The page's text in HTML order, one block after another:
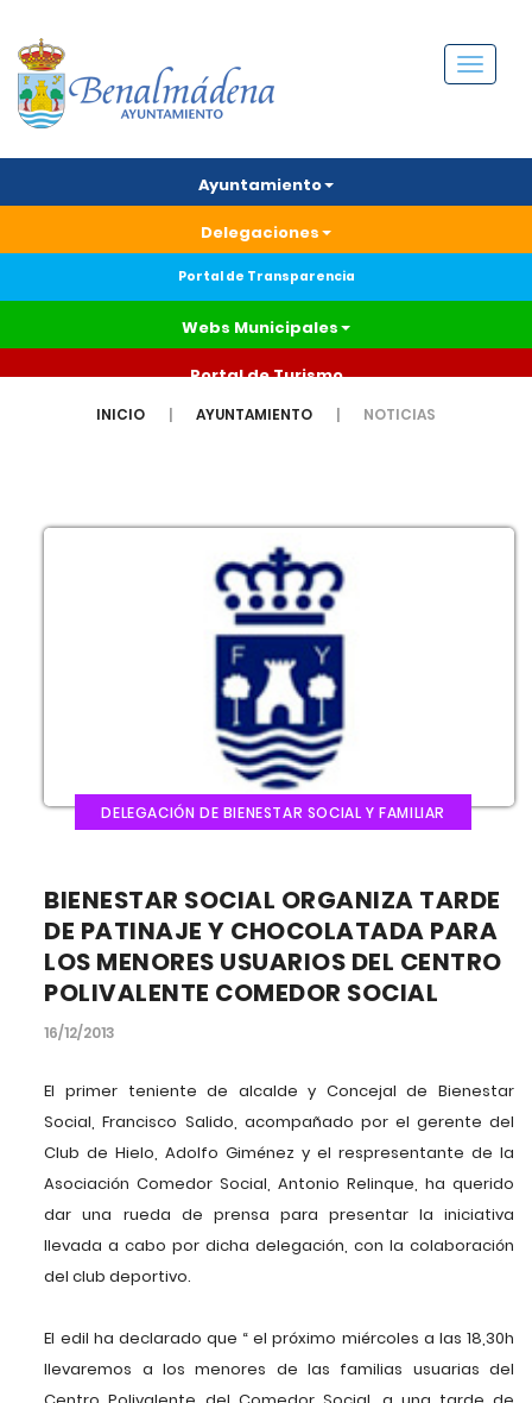
Menú
Ayuntamiento
Delegaciones
Portal de Transparencia
Webs Municipales
Portal de Turismo
INICIO AYUNTAMIENTO NOTICIAS
DELEGACIÓN DE BIENESTAR SOCIAL Y FAMILIAR
BIENESTAR SOCIAL ORGANIZA TARDE
DE PATINAJE Y CHOCOLATADA PARA
LOS MENORES USUARIOS DEL CENTRO
POLIVALENTE COMEDOR SOCIAL
16/12/2013
El primer teniente de alcalde y Concejal de Bienestar
Social, Francisco Salido, acompañado por el gerente del
Club de Hielo, Adolfo Giménez y el respresentante de la
Asociación Comedor Social, Antonio Relinque, ha querido
dar una rueda de prensa para presentar la iniciativa
llevada a cabo por dicha delegación, con la colaboración
del club deportivo.
El edil ha declarado que “ el próximo miércoles a las 18,30h
llevaremos a los menores de las familias usuarias del